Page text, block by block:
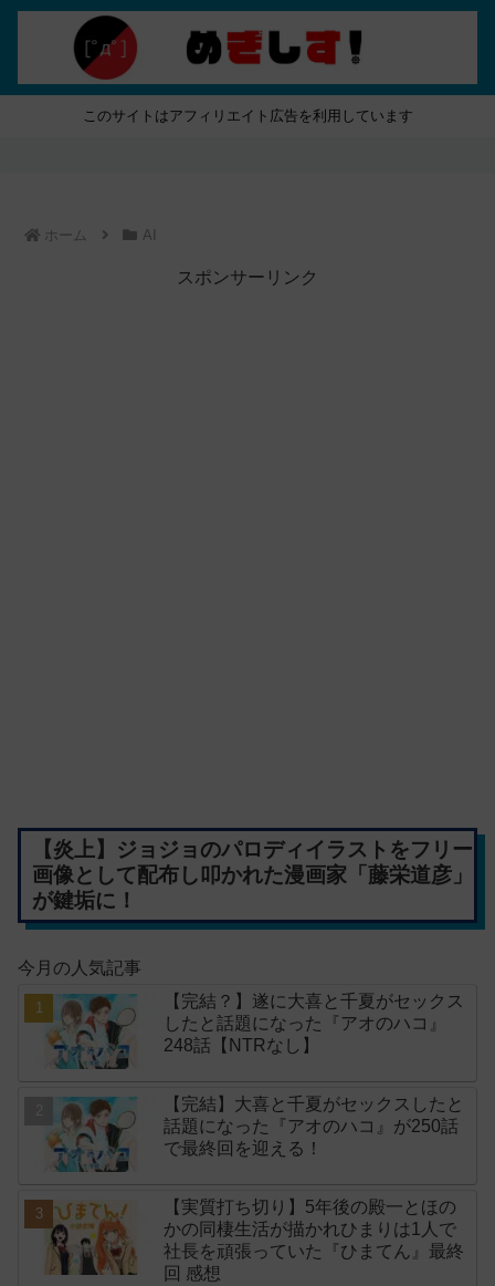
このサイトはアフィリエイト広告を利用しています
ホーム AI
スポンサーリンク
【炎上】ジョジョのパロディイラストをフリー
画像として配布し叩かれた漫画家「藤栄道彦」
が鍵垢に！
今月の人気記事
【完結？】遂に大喜と千夏がセックス
したと話題になった『アオのハコ』
248話【NTRなし】
【完結】大喜と千夏がセックスしたと
話題になった『アオのハコ』が250話
で最終回を迎える！
【実質打ち切り】5年後の殿一とほの
かの同棲生活が描かれひまりは1人で
社長を頑張っていた『ひまてん』最終
回 感想